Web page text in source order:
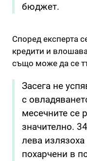
бюджет.
Според експерта
кредити и
също може да се
Засега не
с
месечните се
значително.
лева излязоха
похарчени в